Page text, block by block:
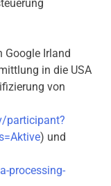
Google Irland
in die USA
von
participant?
) und
processing-